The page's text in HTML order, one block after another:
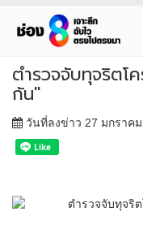
ตำรวจจับทุจริตโ
กัน"
วันที่ลงข่าว 27 มกราค